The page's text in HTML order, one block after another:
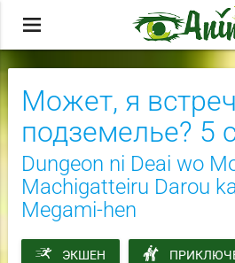
menu
Может, я
подземелье? 5
Dungeon ni Deai wo
Machigatteiru Darou
Megami-hen
ЭКШЕН